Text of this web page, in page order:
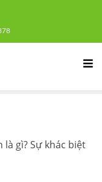
là gì? Sự khác biệt